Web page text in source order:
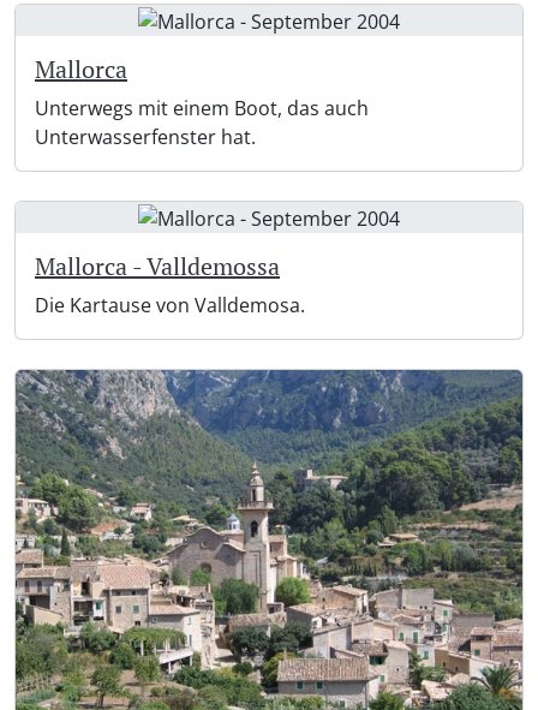
Mallorca
Unterwegs mit einem Boot, das auch
Unterwasserfenster hat.
Mallorca - Valldemossa
Die Kartause von Valldemosa.